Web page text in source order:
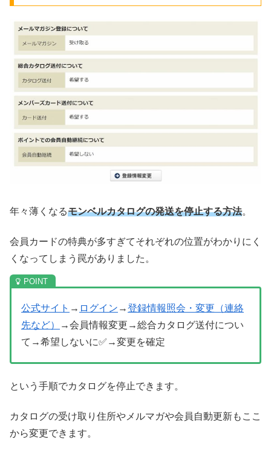
年々薄くなるモンベルカタログの発送を停止する方法。
会員カードの特典が多すぎてそれぞれの位置がわかりにく
くなってしまう罠がありました。
公式サイト → ログイン →登録情報照会・変更（連絡
先など）
→会員情報変更→総合カタログ送付につい
て→希望しないに✅→変更を確定
という手順でカタログを停止できます。
カタログの受け取り住所やメルマガや会員自動更新もここ
から変更できます。